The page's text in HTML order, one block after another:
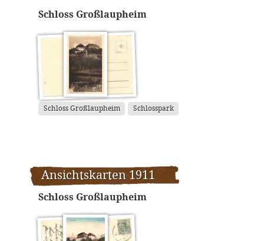
Schloss Großlaupheim
Schloss Großlaupheim Schlosspark
Ansichtskarten 1911
Schloss Großlaupheim